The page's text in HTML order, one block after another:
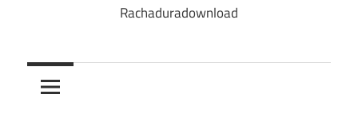
Rachaduradownload